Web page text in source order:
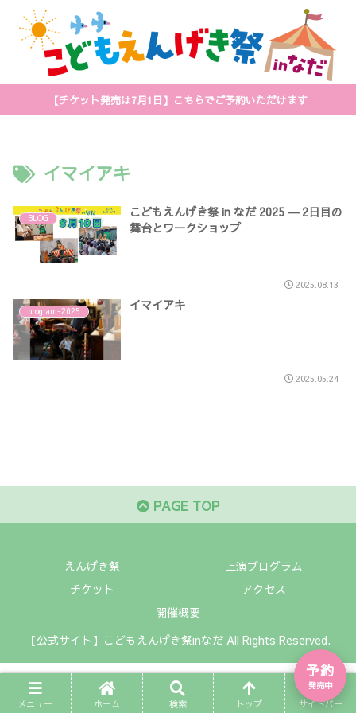
【チケット発売は7月1日】こちらでご予約いただけます
イマイアキ
BLOG
こどもえんげき祭 in なだ 2025 ― 2日目の
舞台とワークショップ
2025.08.13
program-2025 イマイアキ
2025.05.24
PAGE TOP
えんげき祭
上演プログラム
チケット
アクセス
開催概要
【公式サイト】こどもえんげき祭inなだ All Rights Reserved.
メニュー ホーム 検索 トップ サイドバー
予約
発売中